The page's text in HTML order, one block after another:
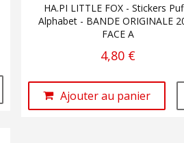
HA.PI LITTLE FOX - Stickers
Alphabet - BANDE ORIGINALE
FACE A
4,80 €
Ajouter au panier